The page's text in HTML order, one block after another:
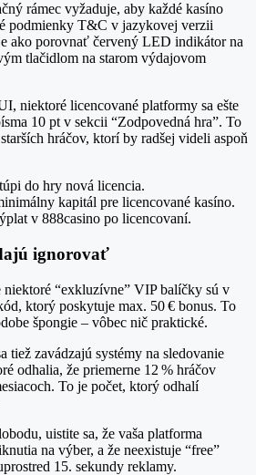
rámec vyžaduje, aby každé kasíno
podmienky T&C v jazykovej verzii
ako porovnať červený LED indikátor na
tlačidlom na starom výdajovom
niektoré licencované platformy sa ešte
10 pt v sekcii “Zodpovedná hra”. To
hráčov, ktorí by radšej videli aspoň
do hry nová licencia.
kapitál pre licencované kasíno.
v 888casino po licencovaní.
ignorovať
“exkluzívne” VIP balíčky sú v
ktorý poskytuje max. 50 € bonus. To
špongie – vôbec nič praktické.
tiež zavádzajú systémy na sledovanie
odhalia, že priemerne 12 % hráčov
To je počet, ktorý odhalí
uistite sa, že vaša platforma
na výber, a že neexistuje “free”
15. sekundy reklamy.